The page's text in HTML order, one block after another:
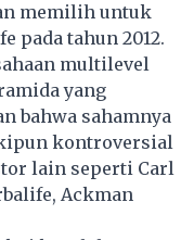
memilih untuk
pada tahun 2012.
multilevel
yang
bahwa sahamnya
kontroversial
lain seperti Carl
Ackman